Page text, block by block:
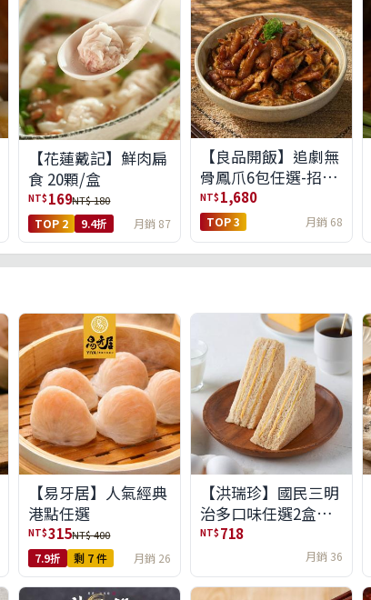
【花蓮戴記】鮮肉扁
食 20顆/盒
NT$ 169NT$ 180
TOP 2 9.4折 月銷 87
【良品開飯】追劇無
骨鳳爪6包任選-招牌
原味/濃濃蒜香/過癮
麻辣(免運組)
NT$ 1,680
TOP 3 月銷 68
【易牙居】人氣經典
港點任選
NT$315NT$ 400
7.9折 剩 7 件 月銷 26
【洪瑞珍】國民三明
治多口味任選2盒組
(6入/盒)(免運)
NT$ 718
月銷 36